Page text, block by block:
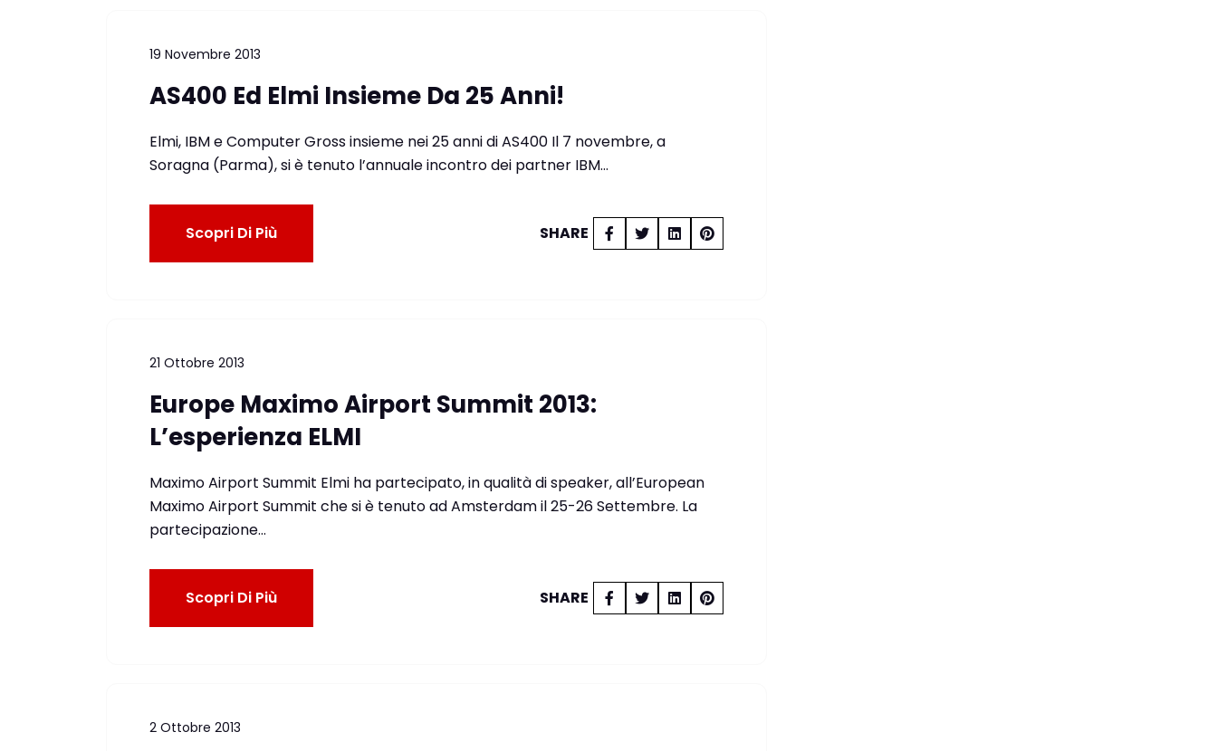
19 Novembre 2013
AS400 Ed Elmi Insieme Da 25 Anni!
Elmi, IBM e Computer Gross insieme nei 25 anni di AS400 Il 7 novembre, a
Soragna (Parma), si è tenuto l’annuale incontro dei partner IBM…
Scopri Di Più SHARE
21 Ottobre 2013
Europe Maximo Airport Summit 2013:
L’esperienza ELMI
Maximo Airport Summit Elmi ha partecipato, in qualità di speaker, all’European
Maximo Airport Summit che si è tenuto ad Amsterdam il 25-26 Settembre. La
partecipazione…
Scopri Di Più SHARE
2 Ottobre 2013